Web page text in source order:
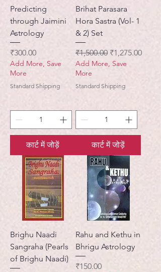
Predicting
through Jaimini
Astrology
मूल्य
₹300.00
Add More, Save
More
Standard Shipping
कार्ट में जोड़ें
Brihat Parasara
Hora Sastra (Vol- 1
& 2) Set
नियमित मूल्य
₹1,500.00 बिक्री मूल्य
₹1,275.00
Add More, Save
More
Standard Shipping
कार्ट में जोड़ें
Brighu Naadi
Sangraha (Pearls
of Brighu Naadi)
Rahu and Kethu in
Bhrigu Astrology
मूल्य
₹150.00